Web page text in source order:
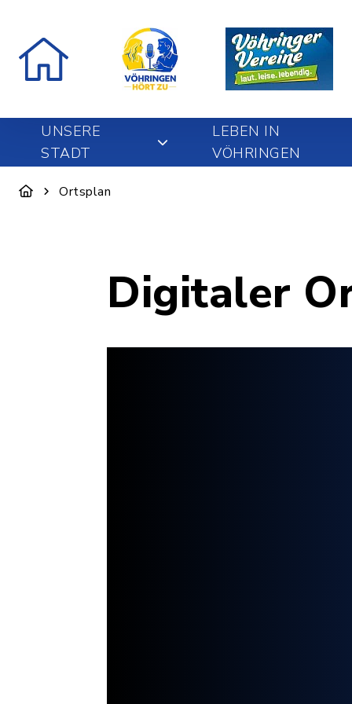
UNSERE
STADT
LEBEN IN
VÖHRINGEN
Ortsplan
Digitaler